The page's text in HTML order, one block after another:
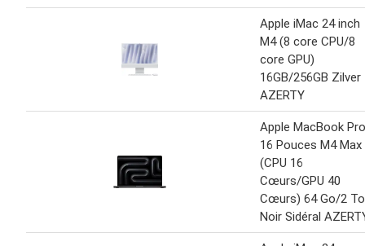
Apple iMac 24 inch
M4 (8 core CPU/8
core GPU)
16GB/256GB Zilver
AZERTY
Apple MacBook Pro
16 Pouces M4 Max
(CPU 16
Cœurs/GPU 40
Cœurs) 64 Go/2 To
Noir Sidéral